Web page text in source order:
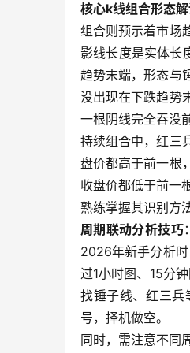
核心k线组合形态
组合则预示着市场
影线长度是实体长
趋势末端，形态与
没出现在下跌趋势
一根阴线完全吞没
持续组合中，红三
盘价都高于前一根
收盘价都低于前一
熟练掌握其识别方
周期联动分析技巧
2026年新手分析
过1小时图、15分
找锤子线、红三兵
号，择机做空。
同时，需注意不同